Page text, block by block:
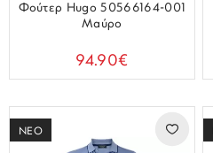
Φούτερ Hugo 50566164-001
Μαύρο
94.90€
ΝΕΟ